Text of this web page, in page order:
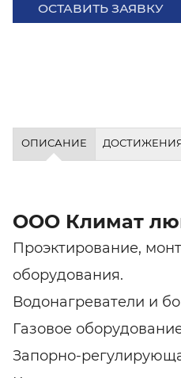
ОСТАВИТЬ ЗАЯВКУ
ОПИСАНИЕ
ООО Климат
Проэктирование,
оборудования.
Водонагреватели и
Газовое
Запорно-